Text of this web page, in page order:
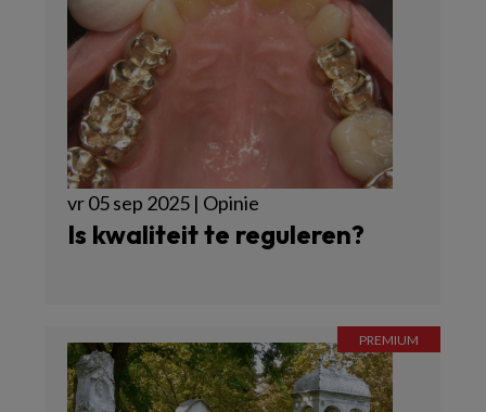
vr 05 sep 2025 | Opinie
Is kwaliteit te reguleren?